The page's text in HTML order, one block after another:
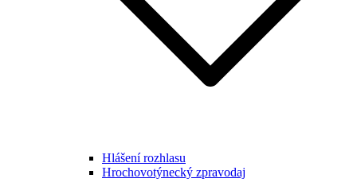
Hlášení rozhlasu
Hrochovotýnecký zpravodaj